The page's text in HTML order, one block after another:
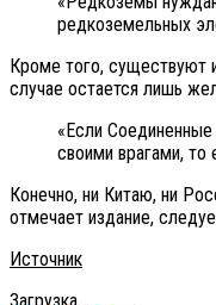
редкоземельных
Кроме того, существуют
случае остается лишь
«Если
своими врагами, то
Конечно, ни Китаю, ни
отмечает издание,
Источник